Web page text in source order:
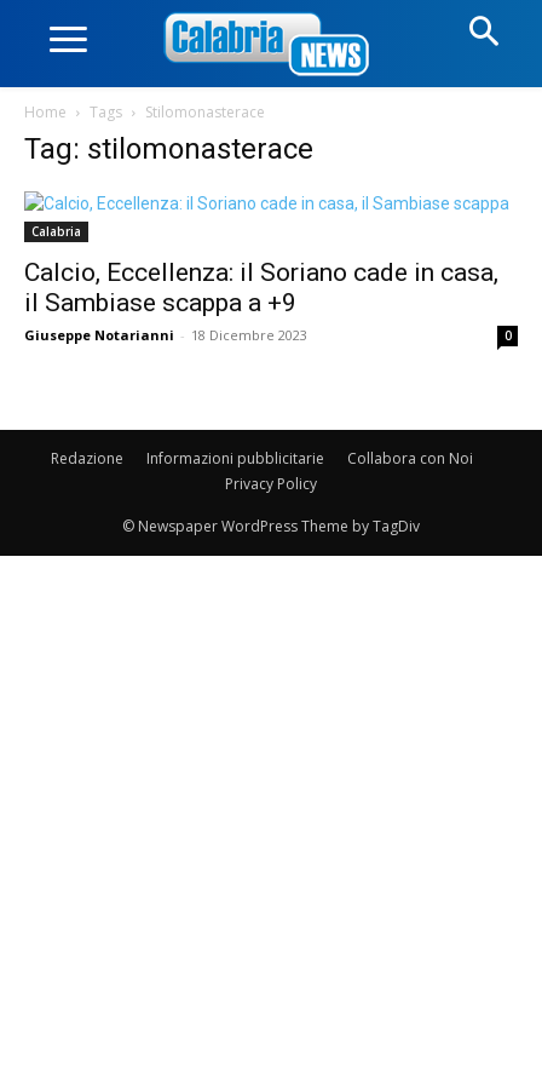
Home Tags Stilomonasterace
Tag: stilomonasterace
Calabria
Calcio, Eccellenza: il Soriano cade in casa,
il Sambiase scappa a +9
Giuseppe Notarianni - 18 Dicembre 2023 0
Redazione Informazioni pubblicitarie
Collabora con Noi
Privacy Policy
© Newspaper WordPress Theme by TagDiv